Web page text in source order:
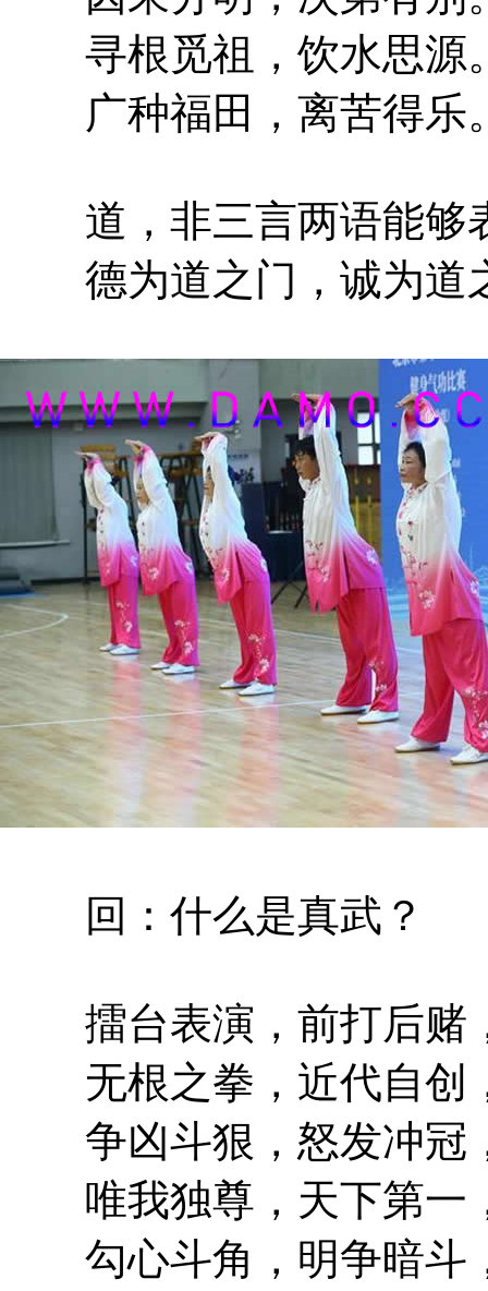
寻根觅祖，饮水思源
广种福田，离苦得乐
道，非三言两语能够
德为道之门，诚为道
回：什么是真武？
擂台表演，前打后赌
无根之拳，近代自创
争凶斗狠，怒发冲冠
唯我独尊，天下第一
勾心斗角，明争暗斗